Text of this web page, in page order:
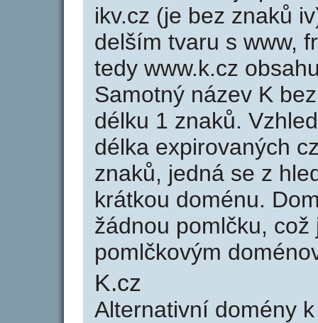
ikv.cz (je bez znaků
delším tvaru s www,
tedy www.k.cz
Samotný název K
délku 1 znaků.
délka expirovaných
znaků, jedná se z
krátkou doménu.
žádnou pomlčku,
pomlčkovým
K.cz
Alternativní domény